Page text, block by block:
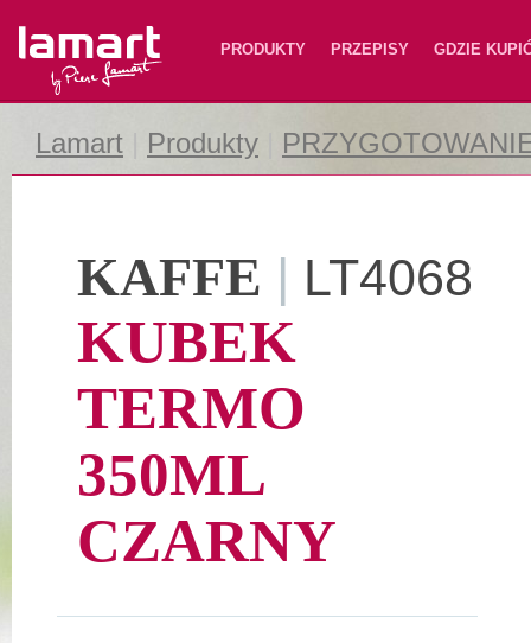
Lamart PRODUKTY PRZEPISY GDZIE
Lamart Produkty
KAFFE | LT4068
KUBEK
TERMO
350ML
CZARNY